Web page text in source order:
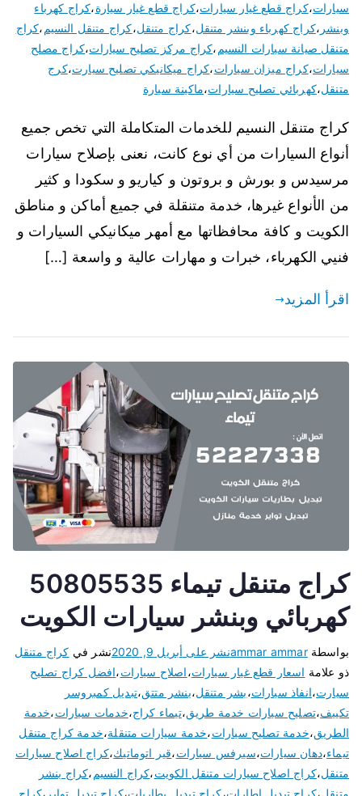
سيارات،كراج قطع غيار سيارات،كراج قطع غيار سيارة،كراج كهرباء
وبنشر ،كراج كهرباء وبنشر متنقل،كراج متنقل،كراج متنقل النسيم،كراج
متنقل صيانة سيارات النسيم،كراج مركز تصليح سيارات،كراج مصلح
سيارات،كراج ميزان سيارات،كراج ميكانيكي تصليح سيارت،كرج
متنقل،كهربائي تصليح سيارات،ماكينة سيارة
كراج متنقل النسيم للخدمات المتكاملة التي تخص جميع
أنواع السيارات من أي نوع كانت، نعنى بإصلاح سيارات
مرسيدس و بورش و بروتون و كياريو و سكودا و كثير
من الأنواع غيرها، خدمة متنقلة في جميع أماكن و مناطق
الكويت و كافة محافظاتها مع أمهر ميكانيكي السيارات و
فنيي الكهرباء، خبرات و مهارات عالية و واسعة […]
اقرأ المزيد
كراج متنقل تيماء 50805535
كهربائي وبنشر سيارات الكويت
بواسطةammar ammarنشر على أبريل 9, 2020 نشر في كراج متنقل
ذو علامة اسعار قطع غيار سيارات،اصلاح سيارات،افضل كراج تصليح
سيارت،انفاذ سيارات،بشر متنقل،بنشر متتق،تبديل كمبروسر
تكييف،تصليح سيارات خدمة طريق،تيماء كراج،خدمات سيارات،خدمة
الطريق،خدمة تصليح سيارات،خدمة سيارات متنقلة،خدمة كراج متنقل
تيماء،دهان سيارات،سيرفس سيارات،قير اتوماتيك،كراج اصلاح سيارات
متنقل،كراج اصلاح سيارات متنقل الكويت،كراج النسيم،كراج بنشر